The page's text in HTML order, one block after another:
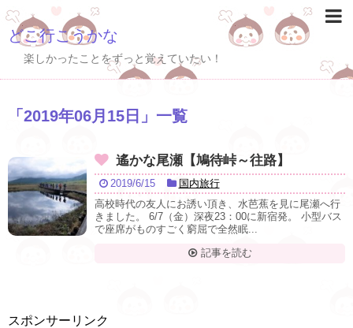
どこ行こうかな
楽しかったことをずっと覚えていたい！
「 2019年06月15日 」 一覧
遙かな尾瀬【鳩待峠～往路】
2019/6/15
国内旅行
高校時代の友人にお誘い頂き、水芭蕉を見に尾瀬へ行
きました。 6/7（金）深夜23：00に新宿発。 小型バス
で座席がものすごく窮屈で全然眠...
記事を読む
スポンサーリンク